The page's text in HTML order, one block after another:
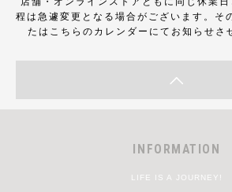
程は急遽変更となる場合がございます。そ
たはこちらのカレンダーにてお知らせさ
INFORMATION
LIFE IS A JOURNEY!